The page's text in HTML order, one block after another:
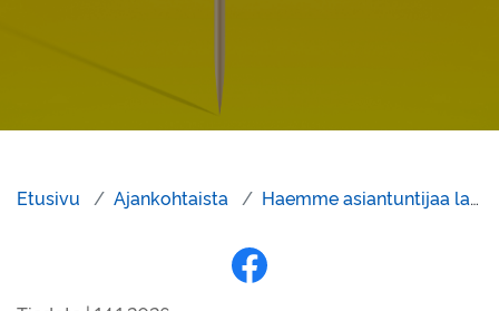
Etusivu Ajankohtaista Haemme asiantuntijaa lastensuojelutiimiin